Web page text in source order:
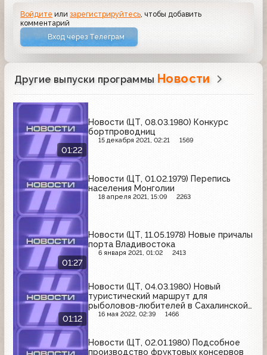
Войдите илизарегистрируйтесь , чтобы добавить
комментарий
Вход через Телеграм
Другие выпуски программы Новости
01:22
Новости (ЦТ, 08.03.1980) Конкурс
бортпроводниц
15 декабря 2021, 02:21 1569
Новости (ЦТ, 01.02.1979) Перепись
населения Монголии
18 апреля 2021, 15:09 2263
01:27
Новости (ЦТ, 11.05.1978) Новые причалы
порта Владивостока
6 января 2021, 01:02 2413
01:12
Новости (ЦТ, 04.03.1980) Новый
туристический маршрут для
рыболовов-любителей в Сахалинской
области
16 мая 2022, 02:39 1466
Новости (ЦТ, 02.01.1980) Подсобное
производство фруктовых консервов